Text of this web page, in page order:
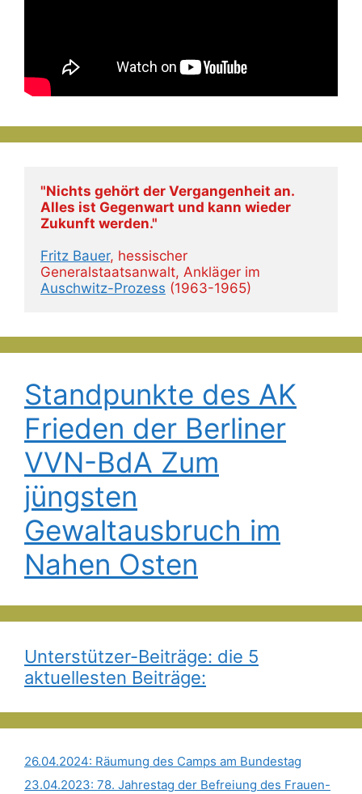
"Nichts gehört der Vergangenheit an.
Alles ist Gegenwart und kann wieder
Zukunft werden."
Fritz Bauer, hessischer
Auschwitz-Prozess (1963-1965)
Standpunkte des AK
Frieden der Berliner
VVN-BdA Zum
jüngsten
Gewaltausbruch im
Nahen Osten
Unterstützer-Beiträge: die 5
aktuellesten Beiträge:
26.04.2024: Räumung des Camps am Bundestag
23.04.2023: 78. Jahrestag der Befreiung des Frauen-